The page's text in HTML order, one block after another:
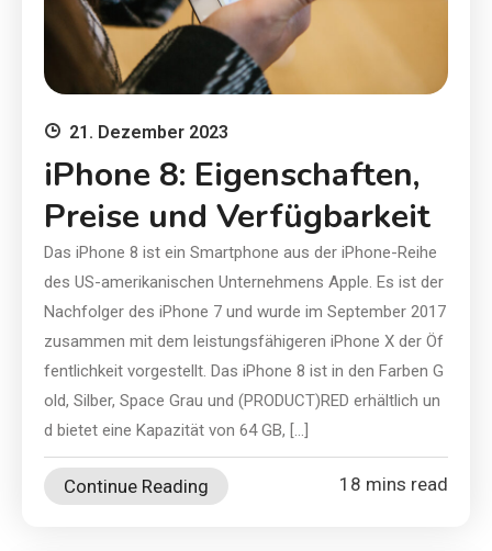
21. Dezember 2023
iPhone 8: Eigenschaften,
Preise und Verfügbarkeit
Das iPhone 8 ist ein Smartphone aus der iPhone-Reihe
des US-amerikanischen Unternehmens Apple. Es ist der
Nachfolger des iPhone 7 und wurde im September 2017
zusammen mit dem leistungsfähigeren iPhone X der Öf
fentlichkeit vorgestellt. Das iPhone 8 ist in den Farben G
old, Silber, Space Grau und (PRODUCT)RED erhältlich un
d bietet eine Kapazität von 64 GB, […]
Continue Reading 18 mins read